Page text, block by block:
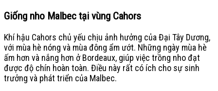
Giống nho Malbec tại vùng Cahors
Khí hậu Cahors chủ yếu chịu ảnh hưởng của Đại Tây Dương,
với mùa hè nóng và mùa đông ẩm ướt. Những ngày mùa hè
ấm hơn và nắng hơn ở Bordeaux, giúp việc trồng nho đạt
được độ chín hoàn toàn. Điều này rất có ích cho sự sinh
trưởng và phát triển của Malbec.